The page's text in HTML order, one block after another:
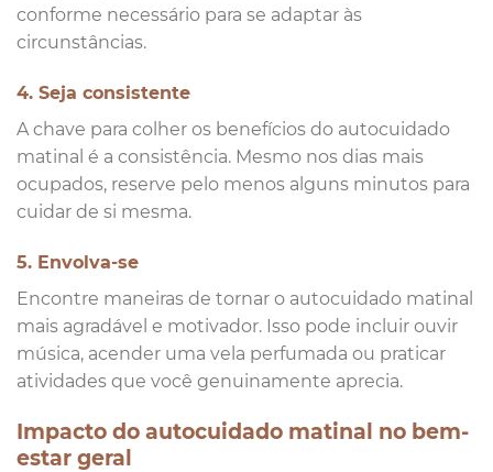
conforme necessário para se adaptar às
circunstâncias.
4. Seja consistente
A chave para colher os benefícios do autocuidado
matinal é a consistência. Mesmo nos dias mais
ocupados, reserve pelo menos alguns minutos para
cuidar de si mesma.
5. Envolva-se
Encontre maneiras de tornar o autocuidado matinal
mais agradável e motivador. Isso pode incluir ouvir
música, acender uma vela perfumada ou praticar
atividades que você genuinamente aprecia.
Impacto do autocuidado matinal no bem-
estar geral